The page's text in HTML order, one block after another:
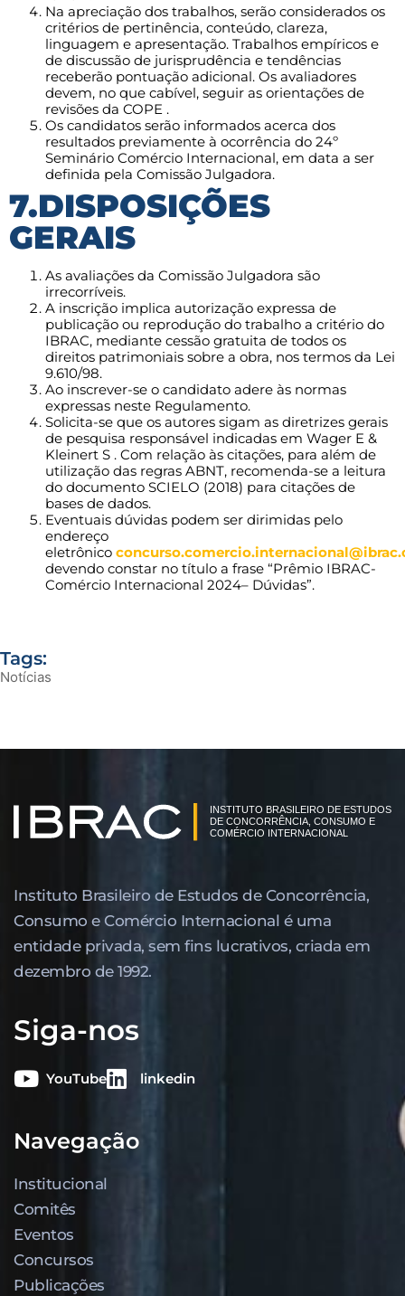
Na apreciação dos trabalhos, serão considerados os
critérios de pertinência, conteúdo, clareza,
linguagem e apresentação. Trabalhos empíricos e
de discussão de jurisprudência e tendências
receberão pontuação adicional. Os avaliadores
devem, no que cabível, seguir as orientações de
revisões da COPE .
Os candidatos serão informados acerca dos
resultados previamente à ocorrência do 24º
Seminário Comércio Internacional, em data a ser
definida pela Comissão Julgadora.
7.DISPOSIÇÕES
GERAIS
As avaliações da Comissão Julgadora são
irrecorríveis.
A inscrição implica autorização expressa de
publicação ou reprodução do trabalho a critério do
IBRAC, mediante cessão gratuita de todos os
direitos patrimoniais sobre a obra, nos termos da Lei
9.610/98.
Ao inscrever-se o candidato adere às normas
expressas neste Regulamento.
Solicita-se que os autores sigam as diretrizes gerais
de pesquisa responsável indicadas em Wager E &
Kleinert S . Com relação às citações, para além de
utilização das regras ABNT, recomenda-se a leitura
do documento SCIELO (2018) para citações de
bases de dados.
Eventuais dúvidas podem ser dirimidas pelo
endereço
eletrônico
devendo constar no título a frase “Prêmio IBRAC-
Comércio Internacional 2024– Dúvidas”.
Tags:
Notícias
Instituto Brasileiro de Estudos de Concor­rência,
Consumo e Comércio Internacional é uma
entidade privada, sem fins lucrativos, criada em
dezembro de 1992.
Siga-nos
YouTube linkedin
Navegação
Institucional
Comitês
Eventos
Concursos
Publicações